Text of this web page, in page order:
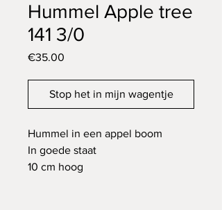
Hummel Apple tree
141 3/0
€35.00
Stop het in mijn wagentje
Hummel in een appel boom
In goede staat
10 cm hoog